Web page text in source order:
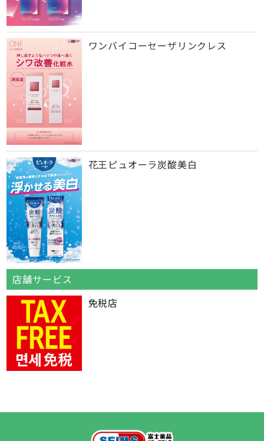
ワンバイコーセーザリンクレス
花王ピュオーラ炭酸美白
店舗サービス
免税店